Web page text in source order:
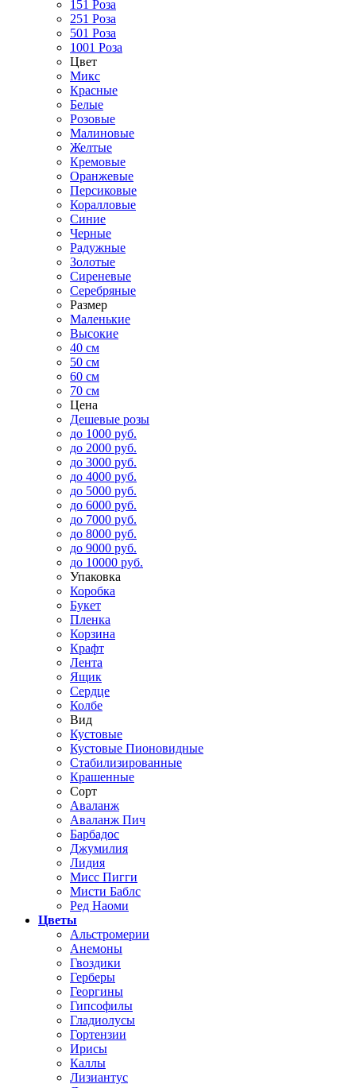
151 Роза
251 Роза
501 Роза
1001 Роза
Цвет
Микс
Красные
Белые
Розовые
Малиновые
Желтые
Кремовые
Оранжевые
Персиковые
Коралловые
Синие
Черные
Радужные
Золотые
Сиреневые
Серебряные
Размер
Маленькие
Высокие
40 см
50 см
60 см
70 см
Цена
Дешевые розы
до 1000 руб.
до 2000 руб.
до 3000 руб.
до 4000 руб.
до 5000 руб.
до 6000 руб.
до 7000 руб.
до 8000 руб.
до 9000 руб.
до 10000 руб.
Упаковка
Коробка
Букет
Пленка
Корзина
Крафт
Лента
Ящик
Сердце
Колбе
Вид
Кустовые
Кустовые Пионовидные
Стабилизированные
Крашенные
Сорт
Аваланж
Аваланж Пич
Барбадос
Джумилия
Лидия
Мисс Пигги
Мисти Баблс
Ред Наоми
Цветы
Альстромерии
Анемоны
Гвоздики
Герберы
Георгины
Гипсофилы
Гладиолусы
Гортензии
Ирисы
Каллы
Лизиантус